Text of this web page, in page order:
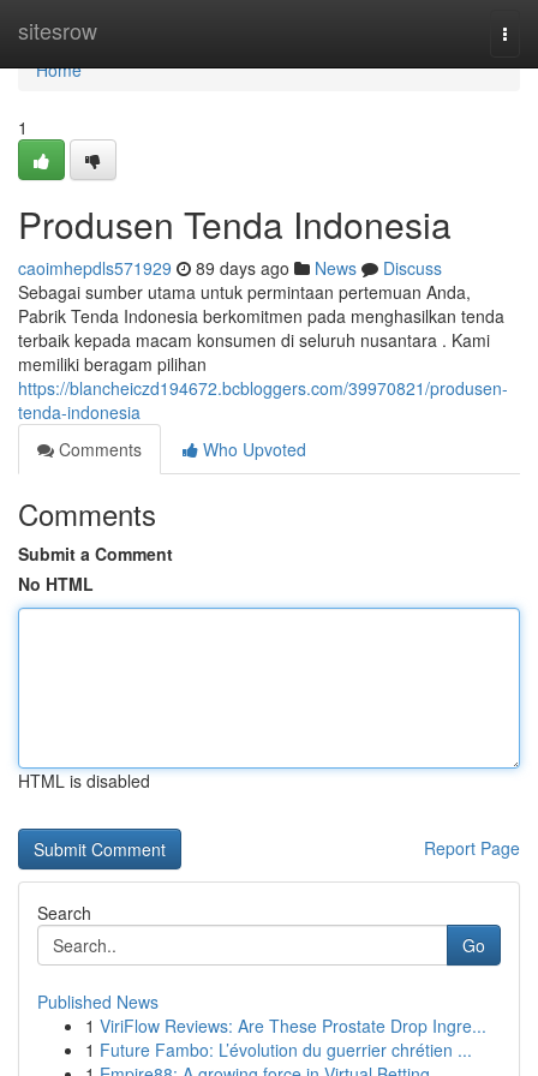
sitesrow
Home
Home
1
Produsen Tenda Indonesia
caoimhepdls571929 89 days ago News
Discuss
Sebagai sumber utama untuk permintaan pertemuan Anda,
Pabrik Tenda Indonesia berkomitmen pada menghasilkan tenda
terbaik kepada macam konsumen di seluruh nusantara . Kami
memiliki beragam pilihan
https://blancheiczd194672.bcbloggers.com/39970821/produsen-
tenda-indonesia
Comments
Who Upvoted
Comments
Submit a Comment
No HTML
HTML is disabled
Report Page
Search
Go
Published News
1 ViriFlow Reviews: Are These Prostate Drop Ingre...
1 Future Fambo: L’évolution du guerrier chrétien ...